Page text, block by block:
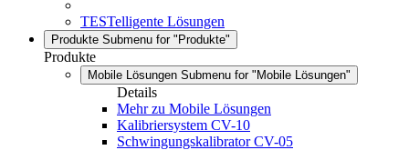
TESTelligente Lösungen
Produkte Submenu for "Produkte"
Produkte
Mobile Lösungen Submenu for "Mobile Lösungen"
Details
Mehr zu Mobile Lösungen
Kalibriersystem CV-10
Schwingungskalibrator CV-05